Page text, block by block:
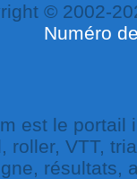
© 2002-
Numéro
est le portail
roller, VTT,
résultats,